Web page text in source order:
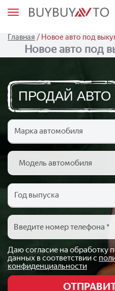
М
ю
Главная / Новое авто под
Новое авто под
ПРОДАЙ АВТО
Даю согласие на обработку
данных в соответствии с
конфиденциальности